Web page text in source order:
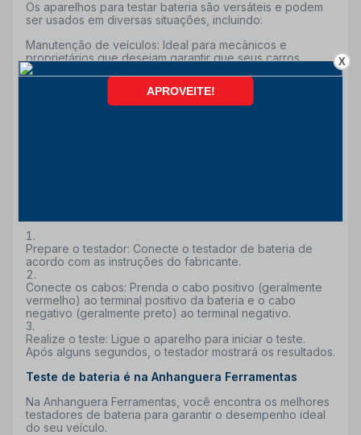
Os aparelhos para testar bateria são versáteis e podem
ser usados em diversas situações, incluindo:
Manutenção de veículos: Ideal para mecânicos e
proprietários que desejam garantir que seus carros
estejam sempre prontos para a estrada.
Equipamentos eletrônicos: Útil para testar baterias de
ferramentas elétricas e outros dispositivos que utilizam
baterias recarregáveis.
Prepare o testador: Conecte o testador de bateria de
acordo com as instruções do fabricante.
Conecte os cabos: Prenda o cabo positivo (geralmente
vermelho) ao terminal positivo da bateria e o cabo
negativo (geralmente preto) ao terminal negativo.
Realize o teste: Ligue o aparelho para iniciar o teste.
Após alguns segundos, o testador mostrará os resultados.
Teste de bateria é na Anhanguera Ferramentas
Na Anhanguera Ferramentas, você encontra os melhores
testadores de bateria para garantir o desempenho ideal
do seu veículo.
X